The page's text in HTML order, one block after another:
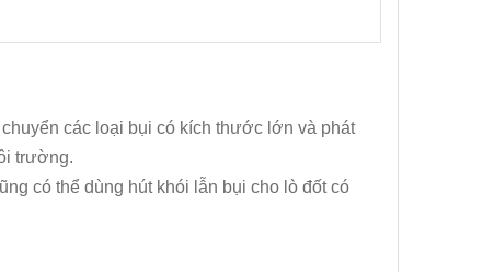
các loại bụi có kích thước lớn và phát
trường.
có thể dùng hút khói lẫn bụi cho lò đốt có